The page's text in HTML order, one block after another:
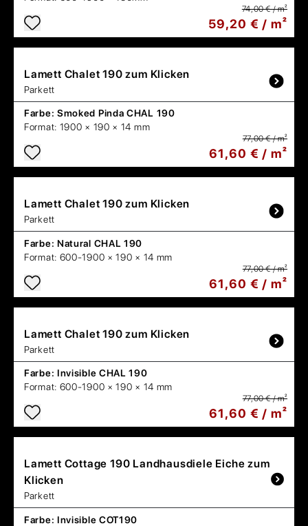
74,00 € / m²
59,20 € / m²
Lamett Chalet 190 zum Klicken
Parkett
Farbe: Smoked Pinda CHAL 190
Format: 1900 × 190 × 14 mm
77,00 € / m²
61,60 € / m²
Lamett Chalet 190 zum Klicken
Parkett
Farbe: Natural CHAL 190
Format: 600-1900 × 190 × 14 mm
77,00 € / m²
61,60 € / m²
Lamett Chalet 190 zum Klicken
Parkett
Farbe: Invisible CHAL 190
Format: 600-1900 × 190 × 14 mm
77,00 € / m²
61,60 € / m²
Lamett Cottage 190 Landhausdiele Eiche zum
Klicken
Parkett
Farbe: Invisible COT190